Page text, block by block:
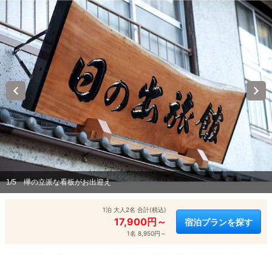
1/5 欅の立派な看板がお出迎え
1泊 大人2名 合計(税込)
17,900円～
1名 8,950円～
宿泊プランを探す